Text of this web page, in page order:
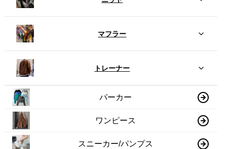
マフラー
トレーナー
パーカー
ワンピース
スニーカー/パンプス